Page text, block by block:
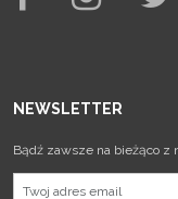
NEWSLETTER
Bądź zawsze na bieżąco z